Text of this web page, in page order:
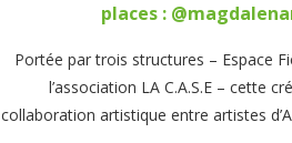
places :
Portée par trois structures – Espace
l’association LA C.A.S.E – cette
collaboration artistique entre artistes